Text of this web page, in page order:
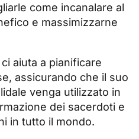
come incanalare al
e massimizzarne
aiuta a pianificare
assicurando che il suo
venga utilizzato in
dei sacerdoti e
in tutto il mondo.